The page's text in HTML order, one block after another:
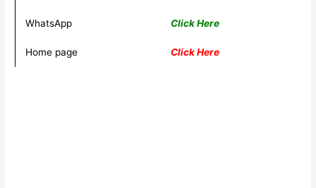
WhatsApp Click Here
Home page Click Here